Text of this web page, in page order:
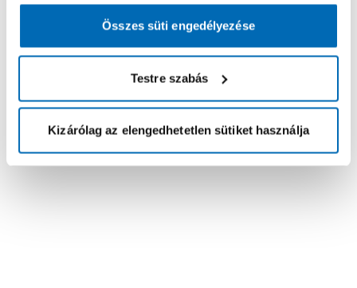
Összes süti engedélyezése
Testre szabás
Kizárólag az elengedhetetlen sütiket használja